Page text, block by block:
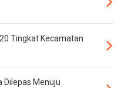
Tingkat Kecamatan
Dilepas Menuju